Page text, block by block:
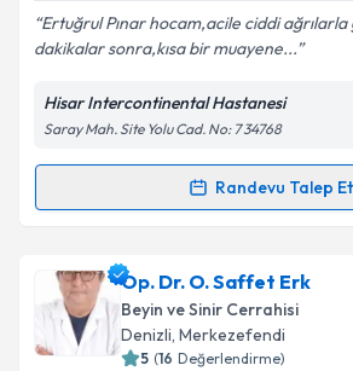
Kişisel verilerimin işlenmesine
Metni'ni okudum ve kişisel
kapsamda işlenmesini kabul
Ertuğrul Pınar hocam,acile ciddi
dakikalar sonra,kısa bir muayene...
Hisar Intercontinental Hastanesi
Saray Mah. Site Yolu Cad. No: 7 34768
Randevu Talep Et
Randevu Takvimi Talebi
Op. Dr. Ertuğrul Pınariçin
oluşturun. Size bu uzmandan
takvim hazırlandığında e-posta ile
Op. Dr. O. Saffet Erk
Beyin ve Sinir Cerrahisi
Denizli, Merkezefendi
5 (16 Değerlendirme)